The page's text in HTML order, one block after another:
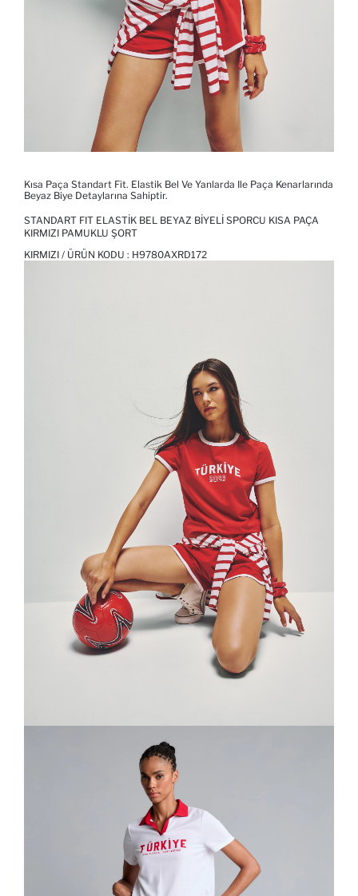
Kısa Paça Standart Fit. Elastik Bel Ve Yanlarda Ile Paça Kenarlarında
Beyaz Biye Detaylarına Sahiptir.
STANDART FIT ELASTIK BEL BEYAZ BIYELI SPORCU KISA PAÇA
KIRMIZI PAMUKLU ŞORT
KIRMIZI / ÜRÜN KODU : H9780AXRD172